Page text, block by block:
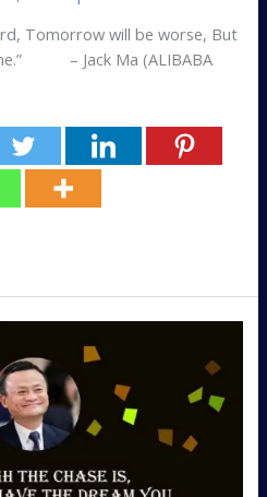
Tomorrow will be worse, But
– Jack Ma (ALIBABA